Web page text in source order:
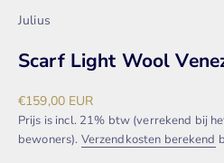
Julius
Scarf Light Wool
Aanbiedingsprijs
€159,00 EUR
Prijs is incl. 21% btw (verrekend bij
bewoners). Verzendkosten berekend